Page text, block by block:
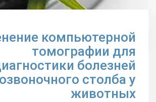
компьютерной
томографии для
болезней
столба у
животных